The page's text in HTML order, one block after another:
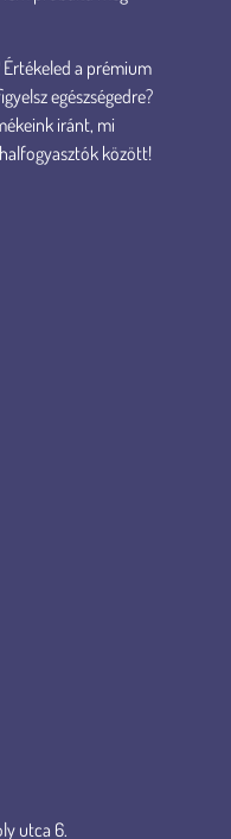
a prémium
egészségedre?
iránt, mi
között!
utca 6.